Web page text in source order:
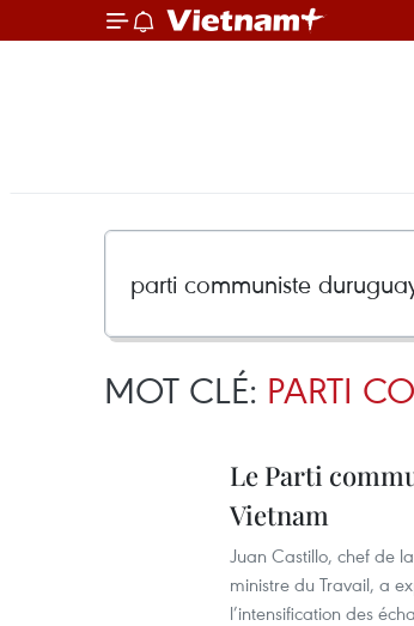
MOT CLÉ: PARTI
Le Parti
Vietnam
Juan Castillo, chef de
ministre du Travail, a
l’intensification des